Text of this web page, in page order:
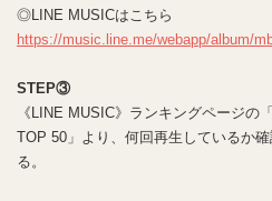
◎LINE MUSICはこちら
https://music.line.me/webapp/album/
STEP③
《LINE MUSIC》ランキングページの
TOP 50」より、何回再生しているか
る。